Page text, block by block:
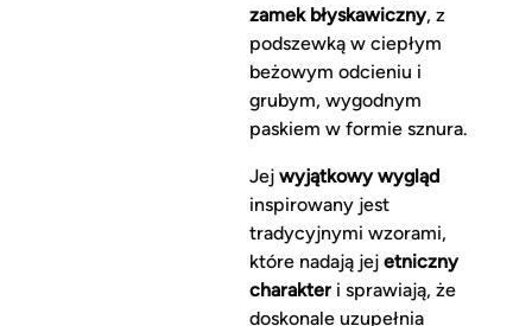
zamek błyskawiczny, z
podszewką w ciepłym
beżowym odcieniu i
grubym, wygodnym
paskiem w formie sznura.
Jej wyjątkowy wygląd
inspirowany jest
tradycyjnymi wzorami,
które nadają jej etniczny
charakteri sprawiają, że
doskonale uzupełnia